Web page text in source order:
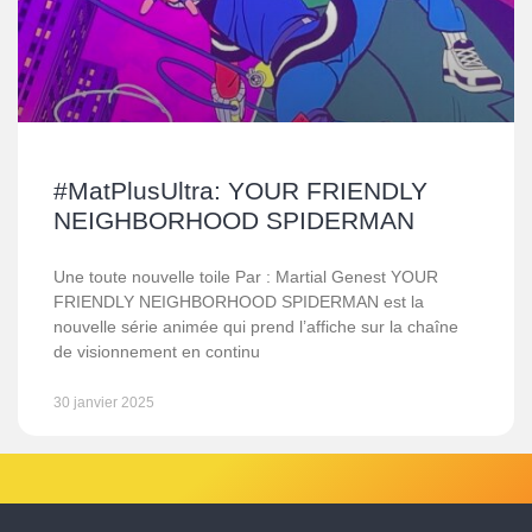
#MatPlusUltra: YOUR FRIENDLY
NEIGHBORHOOD SPIDERMAN
Une toute nouvelle toile Par : Martial Genest YOUR
FRIENDLY NEIGHBORHOOD SPIDERMAN est la
nouvelle série animée qui prend l’affiche sur la chaîne
de visionnement en continu
30 janvier 2025